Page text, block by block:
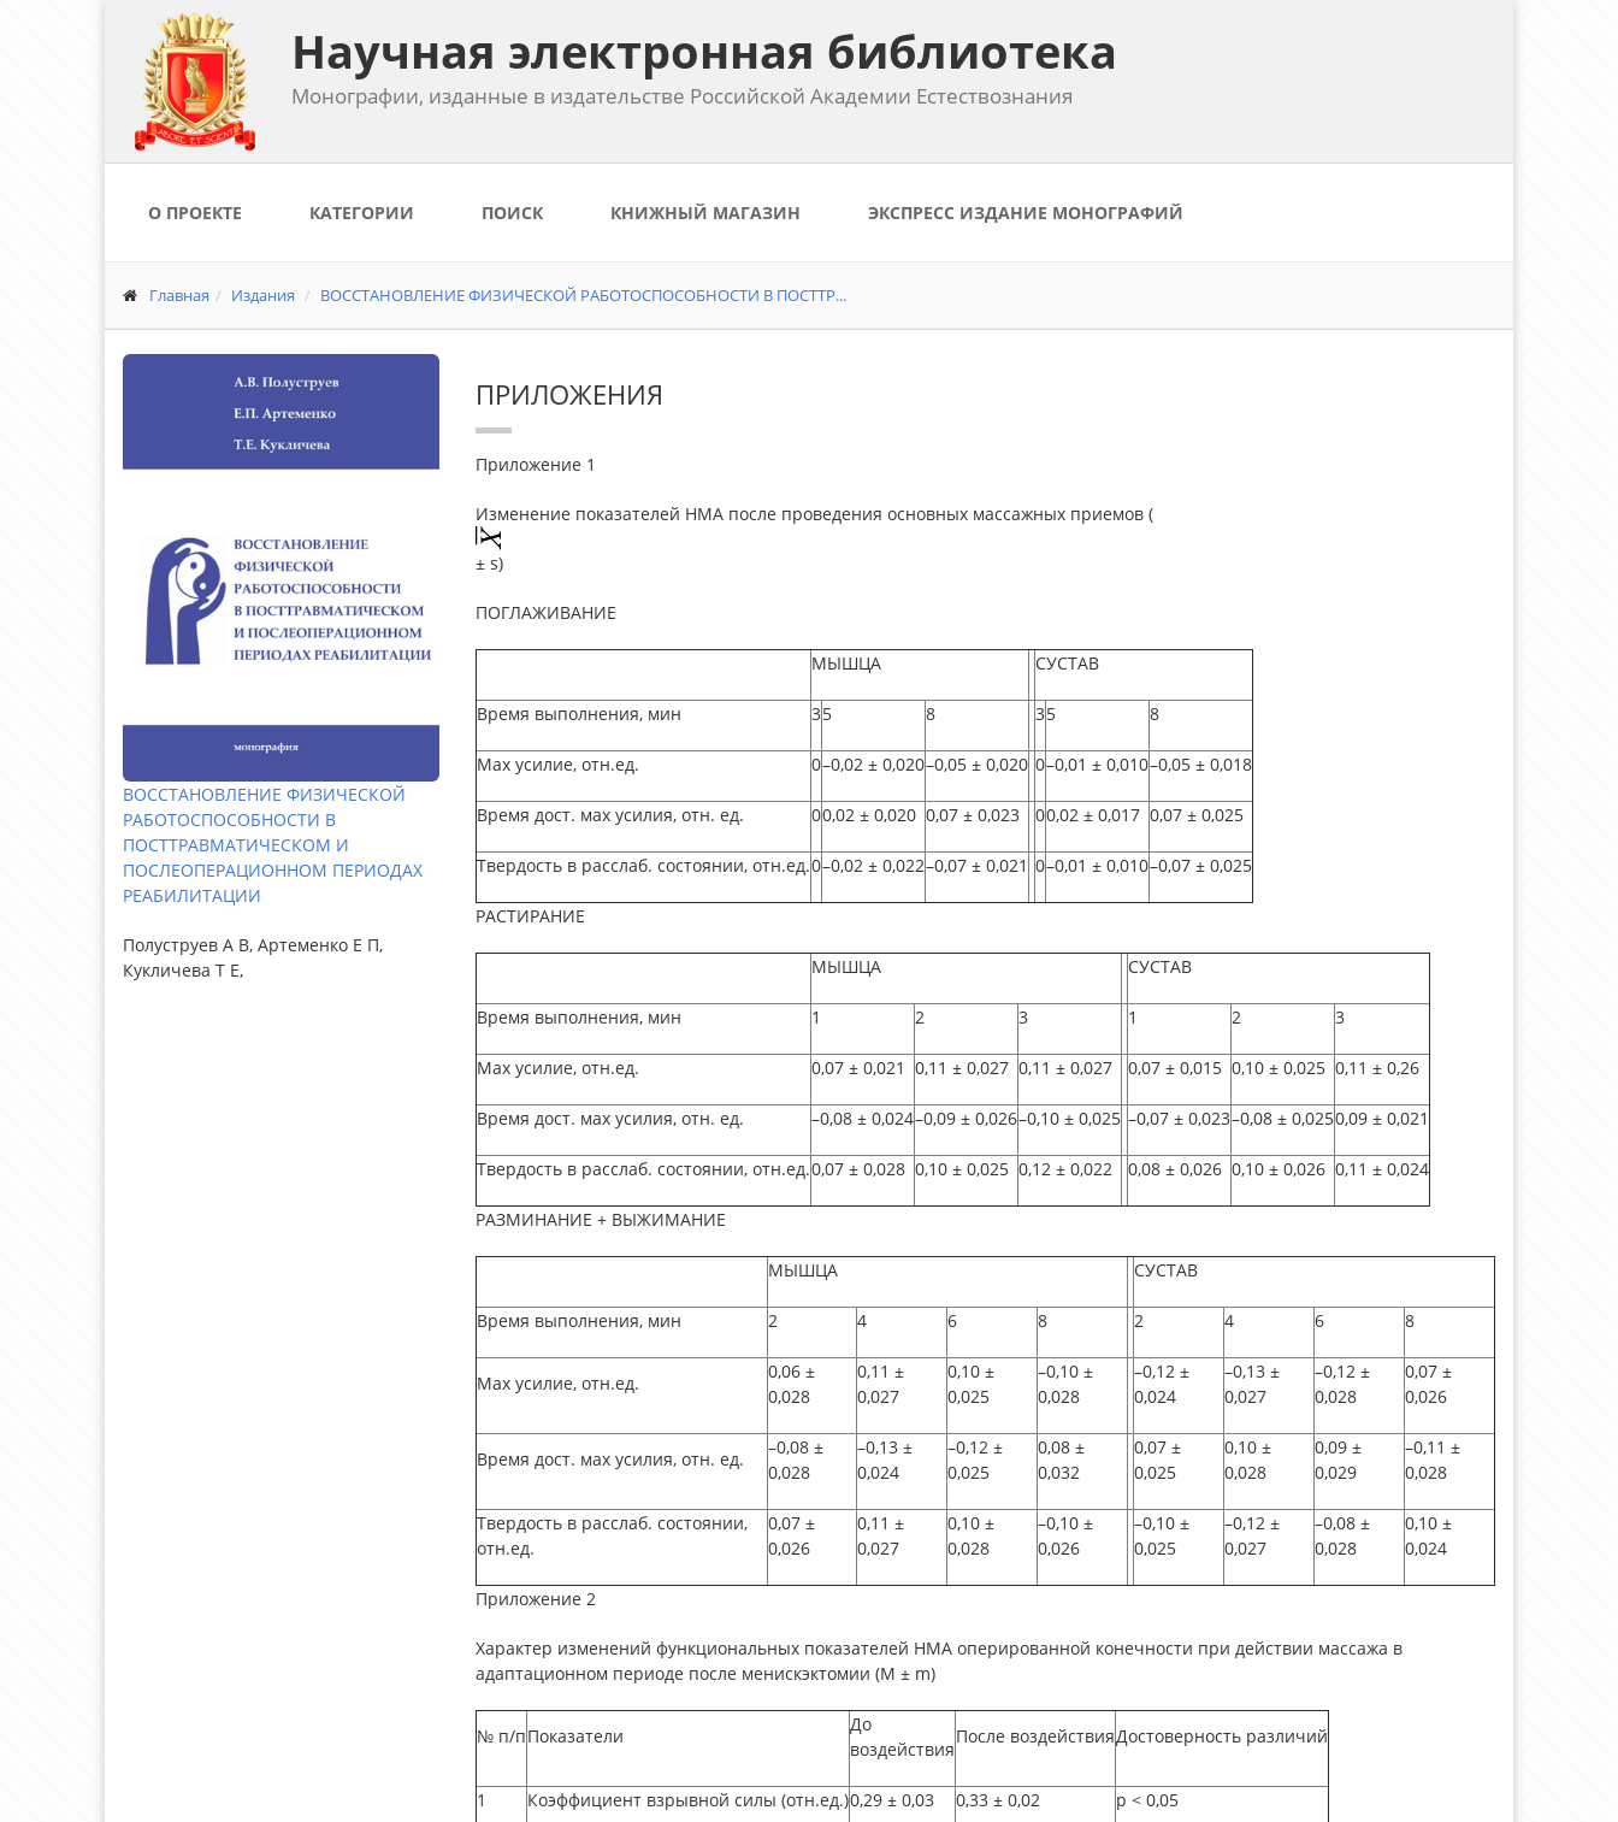
Научная электронная библиотека
Монографии, изданные в издательстве Российской Академии Естествознания
О ПРОЕКТЕ КАТЕГОРИИ ПОИСК КНИЖНЫЙ МАГАЗИН ЭКСПРЕСС ИЗДАНИЕ МОНОГРАФИЙ
Главная Издания ВОССТАНОВЛЕНИЕ ФИЗИЧЕСКОЙ РАБОТОСПОСОБНОСТИ В ПОСТТР...
ВОССТАНОВЛЕНИЕ ФИЗИЧЕСКОЙ
РАБОТОСПОСОБНОСТИ В
ПОСТТРАВМАТИЧЕСКОМ И
ПОСЛЕОПЕРАЦИОННОМ ПЕРИОДАХ
РЕАБИЛИТАЦИИ
Полуструев А В, Артеменко Е П,
Кукличева Т Е,
ПРИЛОЖЕНИЯ
Приложение 1
Изменение показателей НМА после проведения основных массажных приемов (
± s)
ПОГЛАЖИВАНИЕ
МЫШЦА СУСТАВ
Время выполнения, мин 35 8 35 8
Мах усилие, отн.ед. 0–0,02± 0,020–0,05± 0,020 0–0,01 ± 0,010–0,05± 0,018
Время дост. мах усилия, отн. ед. 00,02± 0,020 0,07± 0,023 00,02± 0,017 0,07± 0,025
Твердость в расслаб. состоянии, отн.ед.0–0,02± 0,022–0,07± 0,021 0–0,01 ± 0,010–0,07± 0,025
РАСТИРАНИЕ
МЫШЦА СУСТАВ
Время выполнения, мин 1 2 3 1 2 3
Мах усилие, отн.ед. 0,07± 0,021 0,11 ± 0,027 0,11 ± 0,027 0,07± 0,015 0,10± 0,025 0,11 ± 0,26
Время дост. мах усилия, отн. ед. –0,08± 0,024–0,09± 0,026–0,10± 0,025 –0,07± 0,023–0,08± 0,0250,09± 0,021
Твердость в расслаб. состоянии, отн.ед.0,07± 0,028 0,10± 0,025 0,12± 0,022 0,08± 0,026 0,10± 0,026 0,11 ± 0,024
РАЗМИНАНИЕ + ВЫЖИМАНИЕ
МЫШЦА СУСТАВ
Время выполнения, мин 2 4 6 8 2 4 6 8
Мах усилие, отн.ед.
0,06±
0,028
0,11 ±
0,027
0,10±
0,025
–0,10±
0,028
–0,12±
0,024
–0,13±
0,027
–0,12±
0,028
0,07±
0,026
Время дост. мах усилия, отн. ед.
–0,08±
0,028
–0,13±
0,024
–0,12±
0,025
0,08±
0,032
0,07±
0,025
0,10±
0,028
0,09±
0,029
–0,11 ±
0,028
Твердость в расслаб. состоянии,
отн.ед.
0,07±
0,026
0,11 ±
0,027
0,10±
0,028
–0,10±
0,026
–0,10±
0,025
–0,12±
0,027
–0,08±
0,028
0,10±
0,024
Приложение 2
Характер изменений функциональных показателей НМА оперированной конечности при действии массажа в
адаптационном периоде после менискэктомии (М ± m)
№ п/пПоказатели
До
воздействия
После воздействияДостоверность различий
1 Коэффициент взрывной силы (отн.ед.)0,29± 0,03 0,33± 0,02 p < 0,05